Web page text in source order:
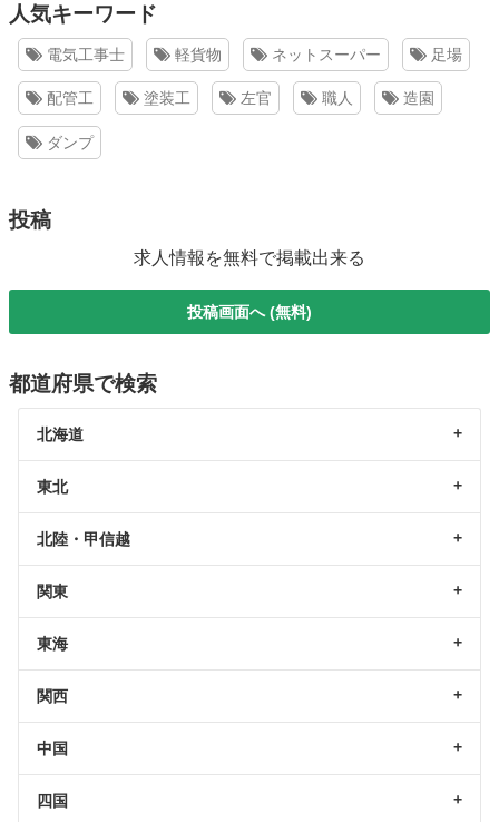
人気キーワード
電気工事士 軽貨物 ネットスーパー 足場
配管工 塗装工 左官 職人 造園
ダンプ
投稿
求人情報を無料で掲載出来る
投稿画面へ (無料)
都道府県で検索
北海道
東北
北陸・甲信越
関東
東海
関西
中国
四国